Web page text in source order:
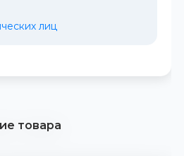
лиц
товара